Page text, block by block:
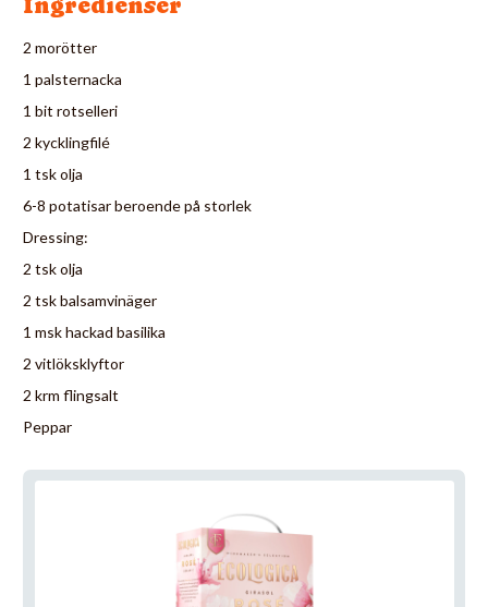
2 morötter
1 palsternacka
1 bit rotselleri
2 kycklingfilé
1 tsk olja
6-8 potatisar beroende på storlek
Dressing:
2 tsk olja
2 tsk balsamvinäger
1 msk hackad basilika
2 vitlöksklyftor
2 krm flingsalt
Peppar